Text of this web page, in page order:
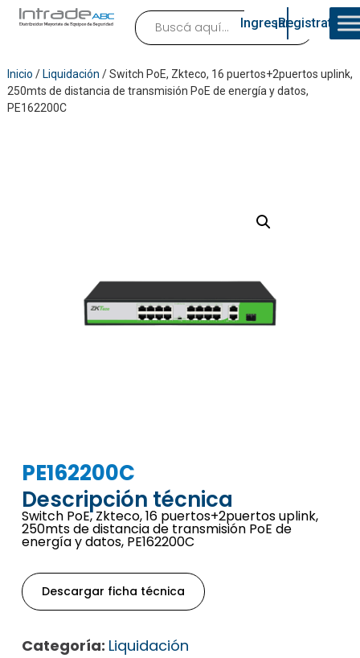
Ingresar¡Registrate!
Inicio / Liquidación / Switch PoE, Zkteco, 16 puertos+2puertos uplink,
250mts de distancia de transmisión PoE de energía y datos,
PE162200C
PE162200C
Descripción técnica
Switch PoE, Zkteco, 16 puertos+2puertos uplink,
250mts de distancia de transmisión PoE de
energía y datos, PE162200C
Descargar ficha técnica
Categoría: Liquidación